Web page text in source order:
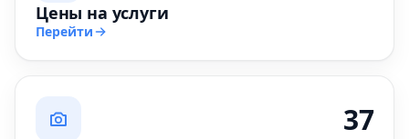
Цены на услуги
Перейти
37